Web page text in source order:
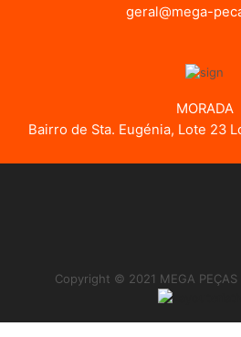
geral@mega-
MORADA
Bairro de Sta. Eugénia, Lote 23
Copyright © 2021 MEGA